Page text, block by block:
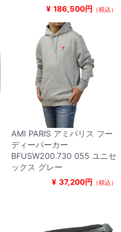
¥ 186,500円 （税込）
AMI PARIS アミパリス フー
ディーパーカー
BFUSW200.730 055 ユニセ
ックス グレー
¥ 37,200円 （税込）